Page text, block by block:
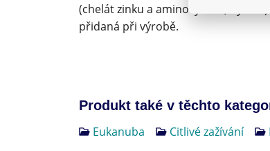
(chelát zinku a aminokyselin,
přidaná při výrobě.
Produkt také v těchto
Eukanuba
Citlivé zažívání